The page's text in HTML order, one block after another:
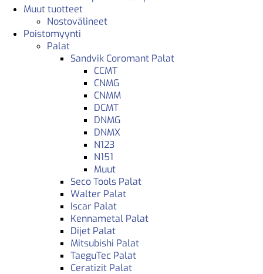
Muut tuotteet
Nostovälineet
Poistomyynti
Palat
Sandvik Coromant Palat
CCMT
CNMG
CNMM
DCMT
DNMG
DNMX
N123
N151
Muut
Seco Tools Palat
Walter Palat
Iscar Palat
Kennametal Palat
Dijet Palat
Mitsubishi Palat
TaeguTec Palat
Ceratizit Palat